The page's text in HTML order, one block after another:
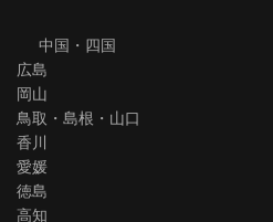
中国・四国
広島
岡山
鳥取・島根・山口
香川
愛媛
徳島
高知